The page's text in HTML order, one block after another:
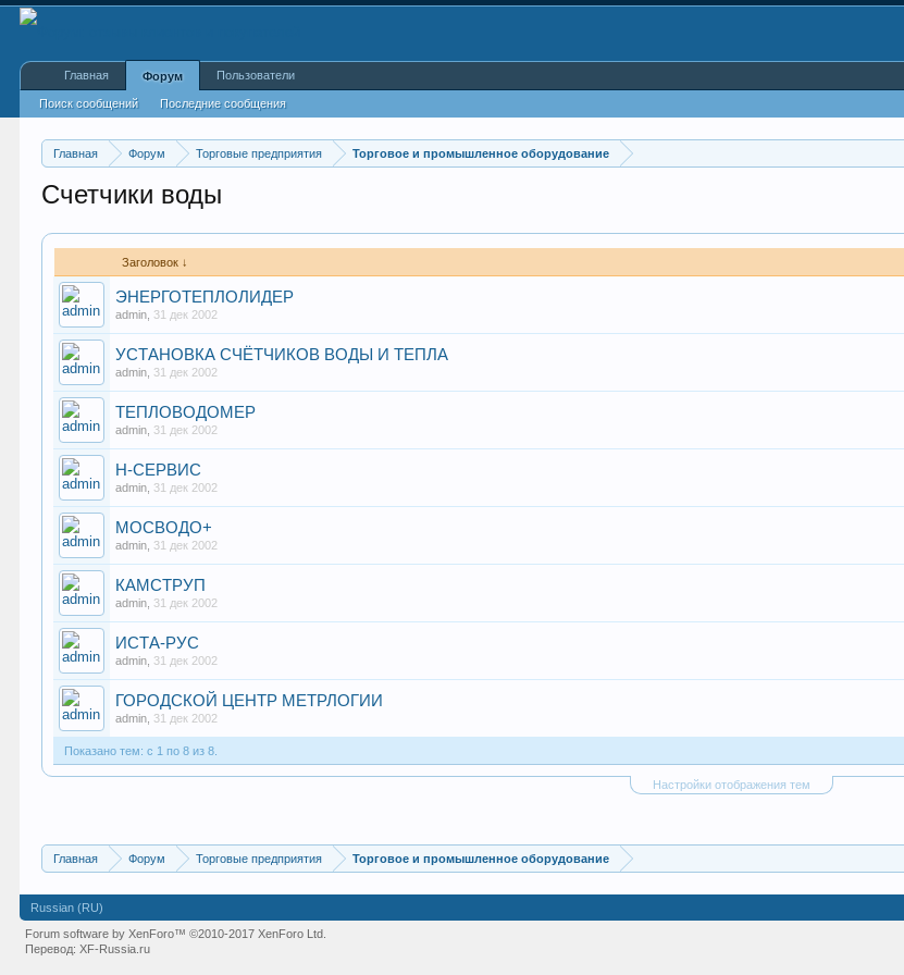
Главная Форум Торговые предприятия Торговое и промышленное оборудование
Счетчики воды
Заголовок ↓
ЭНЕРГОТЕПЛОЛИДЕР
admin 31 дек 2002
УСТАНОВКА СЧЁТЧИКОВ ВОДЫ И ТЕПЛА
admin 31 дек 2002
ТЕПЛОВОДОМЕР
admin 31 дек 2002
Н-СЕРВИС
admin 31 дек 2002
МОСВОДО+
admin 31 дек 2002
КАМСТРУП
admin 31 дек 2002
ИСТА-РУС
admin 31 дек 2002
ГОРОДСКОЙ ЦЕНТР МЕТРЛОГИИ
admin 31 дек 2002
Показано тем: с 1 по 8 из 8.
Настройки отображения тем
Главная Форум Торговые предприятия Торговое и промышленное оборудование
Главная Форум
Поиск сообщений Последние сообщения
Пользователи
Russian (RU)
Forum software by XenForo™©2010-2017 XenForo Ltd.
Перевод:XF-Russia.ru